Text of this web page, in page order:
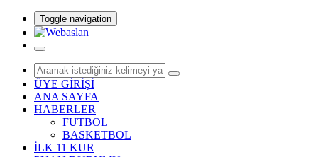
Toggle navigation
ÜYE GİRİŞİ
ANA SAYFA
HABERLER
FUTBOL
BASKETBOL
İLK 11 KUR